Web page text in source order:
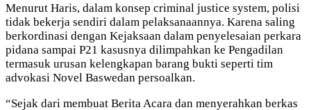
Menurut Haris, dalam konsep criminal justice system, polisi
tidak bekerja sendiri dalam pelaksanaannya. Karena saling
berkordinasi dengan Kejaksaan dalam penyelesaian perkara
pidana sampai P21 kasusnya dilimpahkan ke Pengadilan
termasuk urusan kelengkapan barang bukti seperti tim
advokasi Novel Baswedan persoalkan.
“Sejak dari membuat Berita Acara dan menyerahkan berkas